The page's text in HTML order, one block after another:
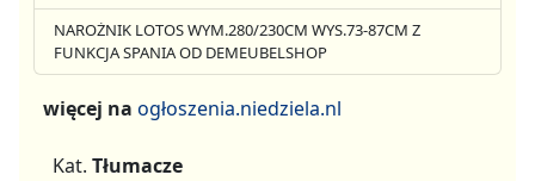
NAROŻNIK LOTOS WYM.280/230CM WYS.73-87CM Z
FUNKCJA SPANIA OD DEMEUBELSHOP
więcej na ogłoszenia.niedziela.nl
Kat. Tłumacze